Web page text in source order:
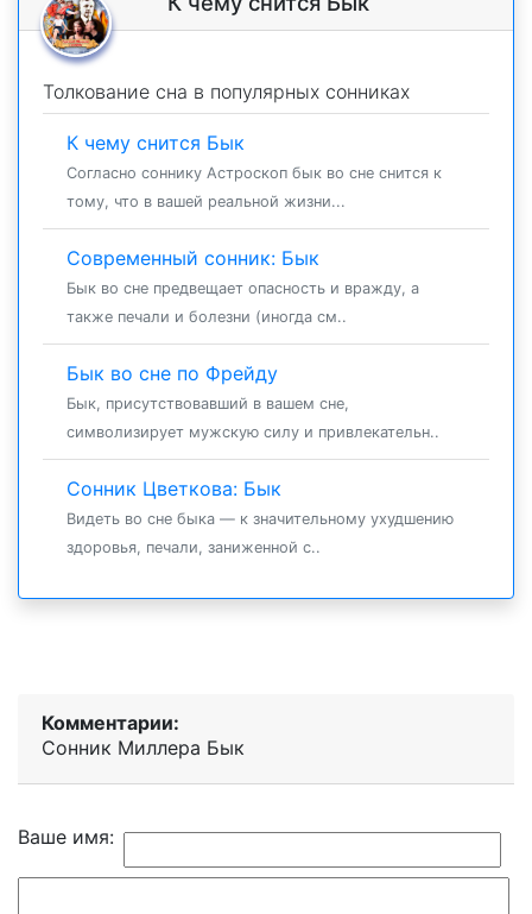
Толкование сна в популярных сонниках
К чему снится Бык
Согласно соннику Астроскоп бык во сне снится к
тому, что в вашей реальной жизни...
Современный сонник: Бык
Бык во сне предвещает опасность и вражду, а
также печали и болезни (иногда см..
Бык во сне по Фрейду
Бык, присутствовавший в вашем сне,
символизирует мужскую силу и привлекательн..
Сонник Цветкова: Бык
Видеть во сне быка — к значительному ухудшению
здоровья, печали, заниженной с..
Комментарии:
Сонник Миллера Бык
Ваше имя: